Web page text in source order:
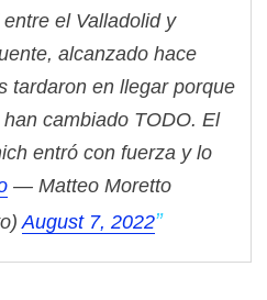
el Valladolid y
alcanzado hace
tardaron en llegar porque
cambiado TODO. El
entró con fuerza y lo
— Matteo Moretto
August 7, 2022